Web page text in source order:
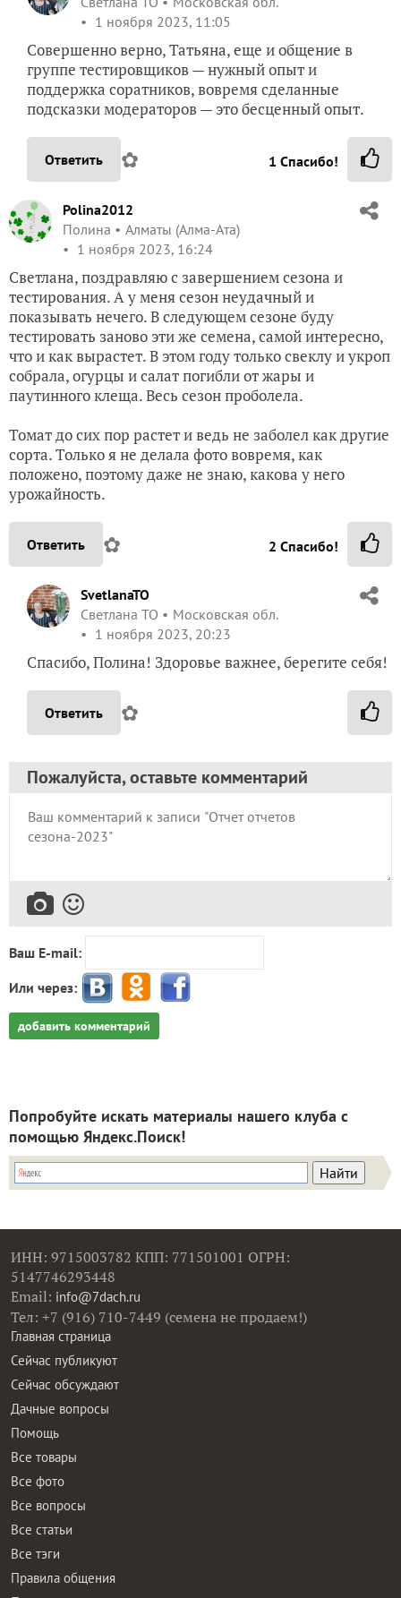
1 ноября 2023, 11:05
Совершенно верно, Татьяна, еще и общение в
группе тестировщиков — нужный опыт и
поддержка соратников, вовремя сделанные
подсказки модераторов — это бесценный опыт.
Ответить ✿ 1 Спасибо!
Polina2012
Полина
Алматы (Алма-Ата)
1 ноября 2023, 16:24
Светлана, поздравляю с завершением сезона и
тестирования. А у меня сезон неудачный и
показывать нечего. В следующем сезоне буду
тестировать заново эти же семена, самой интересно,
что и как вырастет. В этом году только свеклу и укроп
собрала, огурцы и салат погибли от жары и
паутинного клеща. Весь сезон проболела.
Томат до сих пор растет и ведь не заболел как другие
сорта. Только я не делала фото вовремя, как
положено, поэтому даже не знаю, какова у него
урожайность.
Ответить ✿ 2 Спасибо!
SvetlanaTO
Светлана ТО
Московская обл.
1 ноября 2023, 20:23
Спасибо, Полина! Здоровье важнее, берегите себя!
Ответить ✿
Пожалуйста, оставьте комментарий
Ваш E-mail:
Или через:
добавить комментарий
Попробуйте искать материалы нашего клуба с
помощью Яндекс.Поиск!
ИНН: 9715003782 КПП: 771501001 ОГРН:
5147746293448
Email: info@7dach.ru
Тел: +7 (916) 710-7449 (семена не продаем!)
Главная страница
Сейчас публикуют
Сейчас обсуждают
Дачные вопросы
Помощь
Все товары
Все фото
Все вопросы
Все статьи
Все тэги
Правила общения